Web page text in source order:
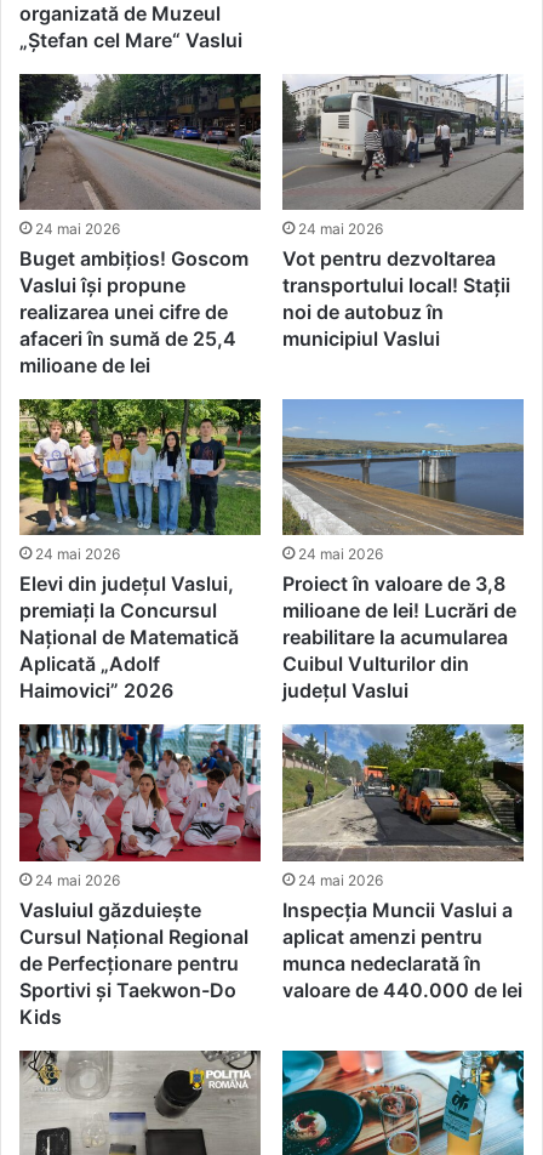
organizată de Muzeul
„Ștefan cel Mare“ Vaslui
24 mai 2026
Buget ambițios! Goscom
Vaslui îşi propune
realizarea unei cifre de
afaceri în sumă de 25,4
milioane de lei
24 mai 2026
Vot pentru dezvoltarea
transportului local! Stații
noi de autobuz în
municipiul Vaslui
24 mai 2026
Elevi din județul Vaslui,
premiați la Concursul
Național de Matematică
Aplicată „Adolf
Haimovici” 2026
24 mai 2026
Proiect în valoare de 3,8
milioane de lei! Lucrări de
reabilitare la acumularea
Cuibul Vulturilor din
județul Vaslui
24 mai 2026
Vasluiul găzduiește
Cursul Național Regional
de Perfecționare pentru
Sportivi și Taekwon-Do
Kids
24 mai 2026
Inspecția Muncii Vaslui a
aplicat amenzi pentru
munca nedeclarată în
valoare de 440.000 de lei